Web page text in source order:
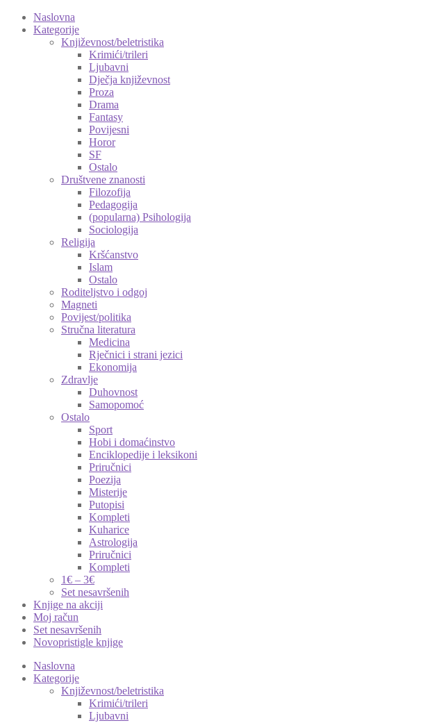
Naslovna
Kategorije
Književnost/beletristika
Krimići/trileri
Ljubavni
Dječja književnost
Proza
Drama
Fantasy
Povijesni
Horor
SF
Ostalo
Društvene znanosti
Filozofija
Pedagogija
(popularna) Psihologija
Sociologija
Religija
Kršćanstvo
Islam
Ostalo
Roditeljstvo i odgoj
Magneti
Povijest/politika
Stručna literatura
Medicina
Rječnici i strani jezici
Ekonomija
Zdravlje
Duhovnost
Samopomoć
Ostalo
Sport
Hobi i domaćinstvo
Enciklopedije i leksikoni
Priručnici
Poezija
Misterije
Putopisi
Kompleti
Kuharice
Astrologija
Priručnici
Kompleti
1€ – 3€
Set nesavršenih
Knjige na akciji
Moj račun
Set nesavršenih
Novopristigle knjige
Naslovna
Kategorije
Književnost/beletristika
Krimići/trileri
Ljubavni